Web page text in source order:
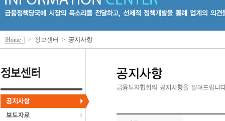
Home > 정보센터 > 공지사항